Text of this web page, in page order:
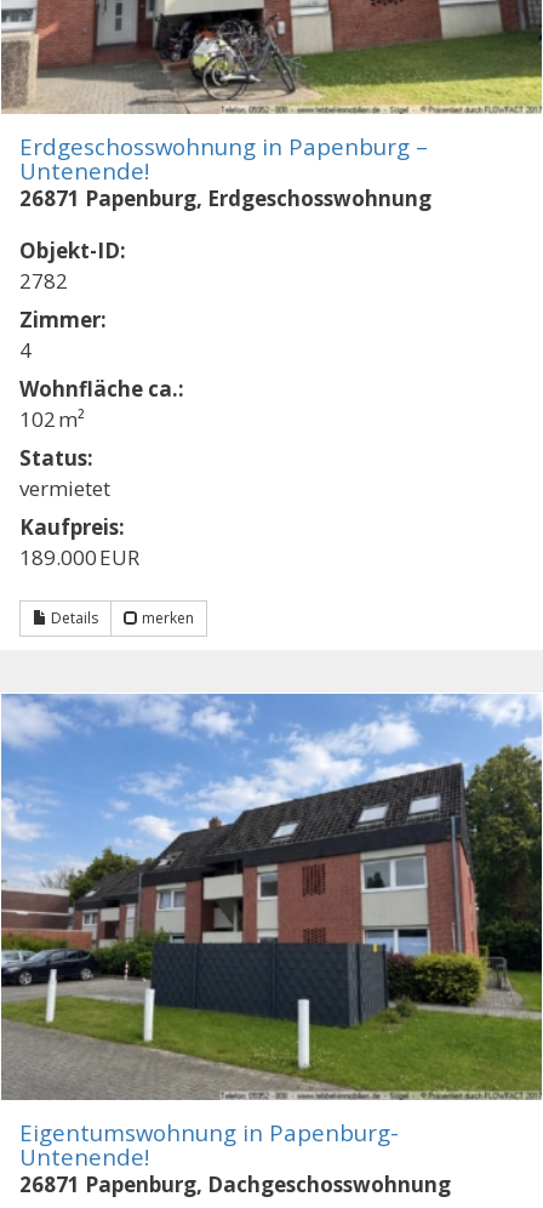
Erdgeschosswohnung in Papenburg –
Untenende!
26871 Papenburg, Erdgeschosswohnung
Objekt-ID:
2782
Zimmer:
4
Wohnfläche ca.:
102 m²
Status:
vermietet
Kaufpreis:
189.000 EUR
Details merken
Eigentumswohnung in Papenburg-
Untenende!
26871 Papenburg, Dachgeschosswohnung